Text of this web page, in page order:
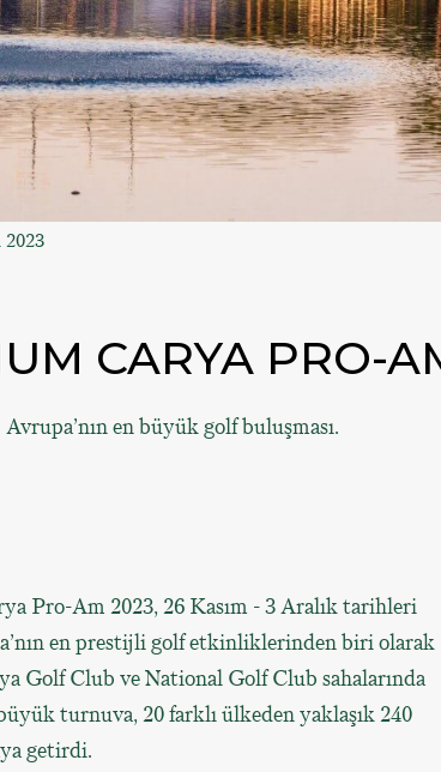
CARYA PRO-
Avrupa’nın en büyük golf buluşması.
Pro-Am 2023, 26 Kasım - 3 Aralık tarihleri
en prestijli golf etkinliklerinden biri olarak
Golf Club ve National Golf Club sahalarında
turnuva, 20 farklı ülkeden yaklaşık 240
getirdi.